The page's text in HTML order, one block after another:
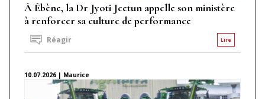
À Ébène, la Dr Jyoti Jeetun appelle son ministère
à renforcer sa culture de performance
Lire
Réagir
10.07.2026 | Maurice